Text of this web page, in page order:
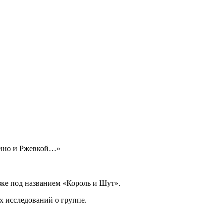
и Ржевкой…»
под названием «Король и Шут».
исследований о группе.